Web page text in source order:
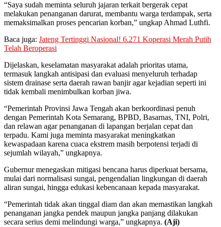
“Saya sudah meminta seluruh jajaran terkait bergerak cepat
melakukan penanganan darurat, membantu warga terdampak, serta
memaksimalkan proses pencarian korban,” ungkap Ahmad Luthfi.
Baca juga: Jateng Tertinggi Nasional! 6.271 Koperasi Merah Putih
Telah Beroperasi
Dijelaskan, keselamatan masyarakat adalah prioritas utama,
termasuk langkah antisipasi dan evaluasi menyeluruh terhadap
sistem drainase serta daerah rawan banjir agar kejadian seperti ini
tidak kembali menimbulkan korban jiwa.
“Pemerintah Provinsi Jawa Tengah akan berkoordinasi penuh
dengan Pemerintah Kota Semarang, BPBD, Basarnas, TNI, Polri,
dan relawan agar penanganan di lapangan berjalan cepat dan
terpadu. Kami juga meminta masyarakat meningkatkan
kewaspadaan karena cuaca ekstrem masih berpotensi terjadi di
sejumlah wilayah,” ungkapnya.
Gubernur menegaskan mitigasi bencana harus diperkuat bersama,
mulai dari normalisasi sungai, pengendalian lingkungan di daerah
aliran sungai, hingga edukasi kebencanaan kepada masyarakat.
“Pemerintah tidak akan tinggal diam dan akan memastikan langkah
penanganan jangka pendek maupun jangka panjang dilakukan
secara serius demi melindungi warga,” ungkapnya. (Aji)